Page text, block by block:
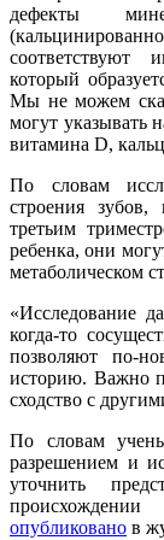
дефекты
соответствуют
который
Мы не можем
могут указывать
витамина D,
По словам
строения
третьим
ребенка, они
метаболическом
«Исследование
когда-то
позволяют по-
историю. Важно
сходство с
По словам
разрешением и
уточнить
опубликовано в